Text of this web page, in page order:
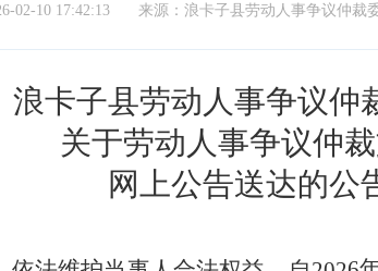
02-10 17:42:13 来源：浪卡子县劳动人事争议仲裁
浪卡子县劳动人事争议仲
关于劳动人事争议仲
网上公告送达的公